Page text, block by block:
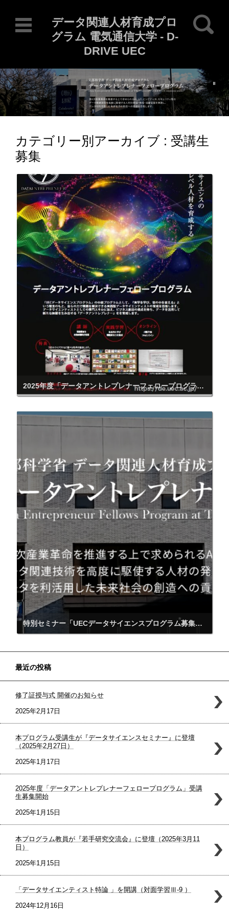
データ関連人材育成プロ
グラム 電気通信大学 - D-
DRIVE UEC
検索:
コンテンツに移動
カテゴリー別アーカイブ : 受講生
募集
2025年度「データアントレプレナーフェロープログラム」受講生募集開始
特別セミナー「UECデータサイエンスプログラム募集説明会」【10月11日オンライン開催】
最近の投稿
修了証授与式 開催のお知らせ
2025年2月17日
本プログラム受講生が『データサイエンスセミナー』に登壇
（2025年2月27日）
2025年1月17日
2025年度「データアントレプレナーフェロープログラム」受講
生募集開始
2025年1月15日
本プログラム教員が『若手研究交流会』に登壇（2025年3月11
日）
2025年1月15日
「データサイエンティスト特論 」を開講（対面学習Ⅲ-9 ）
2024年12月16日